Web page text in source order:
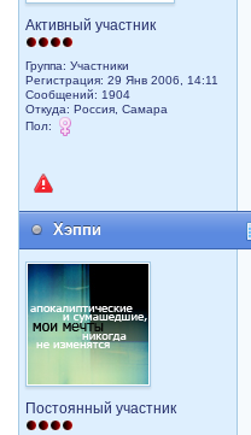
Активный участник
Группа: Участники
Регистрация: 29 Янв 2006, 14:11
Сообщений: 1904
Откуда: Россия, Самара
Пол:
Хэппи
Постоянный участник